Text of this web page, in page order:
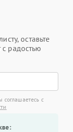
оставьте
радостью
соглашаетесь с